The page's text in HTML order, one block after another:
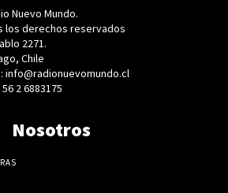
Nuevo Mundo.
los derechos reservados
2271.
Chile
info@radionuevomundo.cl
2 6883175
Nosotros